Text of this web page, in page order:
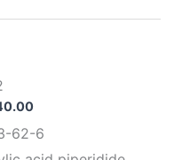
价
范
围：
62-6